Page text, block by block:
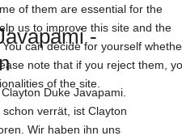
-
Duke Javapami.
verrät, ist Clayton
Wir haben ihn uns
of them are essential for the
us to improve this site and the
can decide for yourself
note that if you reject them,
of the site.